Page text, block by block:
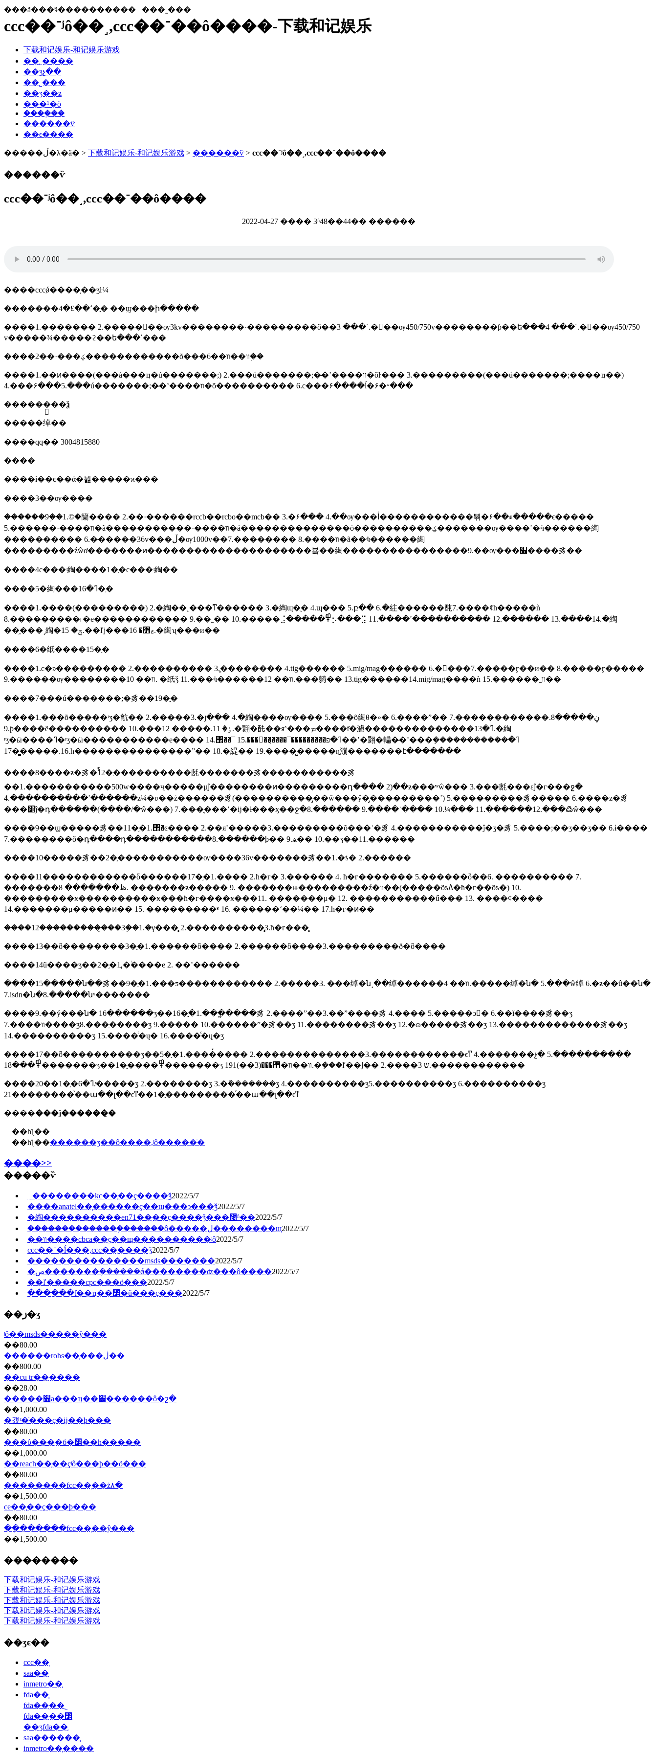
���ã���ӭ���������� ���˷���
ccc��־ʲô��˼,ccc��־��ô����-下载和记娱乐
下载和记娱乐-和记娱乐游戏
��˾����
��ʒչ��
��˾���
��ʒ��ƶ
���¹�ӧ
����֤��
������ѷ
��ϵ����
�����ڵ�λ�ã� > 下载和记娱乐-和记娱乐游戏 > ������ѷ> ccc��־ʲô��˼,ccc��־��ô����
������ѷ
ccc��־ʲô��˼,ccc��־��ô����
2022-04-27 ���� 3ʱ48��44�� ������
����cccǿ����֤��ʒŀ¼
�������ߵ��£�4�֣� ��ϣ���ի�����
����1.������� 2.�������ѹ3kv��������·���������õ��ߵ��� 3.���ѹ450/750v��������ƥ��ե���ߵ��� 4.���ѹ450/750
v�����¾�����ϩ��ե���ߵ���
����2��·���ؼ������������õ���װ��װ��6�֣�
����1.��ͷ����(���á���ҵ�ú�������;) 2.���ú�������;�̶�ʽ����װ�õŀ��� 3.���������(���ú�������;����ҵ��)
4.���۶���5.���ú�������;�̶�ʽ����װ�õ���������� 6.с���۶����ĺ�״�۶���
������֤��ѯ
�����绰��
����qq�� 3004815880
����
����ɨ��ͼ��ά�뷢�����ϰ���
����3��ѹ����
������9�֣�1.©�籣���� 2.��·������rccb��rcbo��mcb�� 3.�۶��� 4.��ѹ���أ������������뿪�ء��۶�����ϵ�����
5.������·����װ�ã�����������·����װ�á��������������ȱ����������ؼ̵�������ѹ����ʽ�ӵ������綯
���������� 6.�̵�����36v���ڵ�ѹ1000v��7.�������� 8.����װ�ã��ӵ������綯
���������źŵơ�������ͷ���������������������뵼��綯����������������9.��ѹ���׿����豸��
����4с���ʵ綯����1�֣�с���ʵ綯��
����5�綯���ߣ�16�֣�
����1.����(���������) 2.�綯��˿���ͳ������ 3.�綯ɰ�ֻ� 4.ɰ��� 5.բ�� 6.�紸������䣩7.����ȼһ�����ǹ
8.���������˫�е������������ 9.��˿�� 10.�����⣨�����߾⡢���⣩ 11.����ʽ���������� 12.������ 13.����14.�綯
��֦���͵綯�ݼ� 15.��ľϳ���ޱ߻� 16.�綯ʯ���и��
����6�纸����15�֣�
����1.с�ͽ��������� 2.���������� 3.ֱ�������� 4.tig������ 5.mig/mag������ 6.�񻡺���7.�����ӻ��и�� 8.�����ӻ�����
9.������ѹ��������װ�� 10. �纸ǯ 11.���ӵ������װ�� 12.���躸�� 13.tig������14.mig/mag����ǹ 15.������˿װ��
����7���ú�������;�豸��19�֣�
����1.���õ�����ʳʒ�䶳�� 2.�����3.�յ��� 4.�綯����ѹ���� 5.���õ綯θ�»� 6.����ˮ�� 7.���ڼ�����8.���������
9.ƥ����ë���������� 10.���ٶ� 11.����� 12.�翾�䣨��яʽ���ܡ����ƭ�濾��������������ߣ�13.�綯
ʳʒ�ӹ����ߣ�ʳʒ�ӹ�����������е���� 14.΢��¯ 15.�����̨����¯���������ߣ�פ��ʽ�翾�䡢�̶�ʽ���ܼ�����������ߣ�
16.�����̻�17.һ���������������ˮ�� 18.�緹�� 19.����̺�����ȵ漰�������է�������
����8����ƶ�豸�ࣨ12�֣����������㲥�������豸�����������豸
��1.�����������500w����чֵ�����µĵ��������ͷ���������դ���� 2)��ƶ���ʷŵ��� 3.���ֹ㲥���εĵ�г���ջ�
4.����������ʽ������ƶ¼�ʋ��ż������豸(����������̡��ŵ���ӳ�̡���������ʽ) 5.���������豸����� 6.����ƶ�豸
���׵ĵ�դ������(����/�ŵ���) 7.���ֳ���ʽ�ĳ�ɫ���ӽ��ջ�8.������ 9.����ʾ���� 10.¼��� 11.������12.���߷ŵ���
����9��ϣ�����豸��11�֣�1.΢�ͼ���� 2.��яʽ�����3.���������õ���ʾ�豸 4.�����������ĵ�ӡ�豸 5.����;��ӡ��ӡ�� 6.ɨ����
7.��������õ�դ����դ�����������8.������ϸ�� 9.ѧ�� 10.��ӡ��11.������
����10�����豸��2�֣�����������ѹ����36v�������豸��1.�ƾ� 2.������
����11������������ȫ������17�֣�1.���� 2.ħ�г� 3.������ 4. ħ�г������� 5.������ȫ��6. ���������� 7.
�������ظ������� 8. �������ƶ����� 9. �������ⲿ���������ź�װ��(�����õƾߡ�ħ�г��õƾ�) 10.
���������ӿ����������ӿ���ħ�г����ӿ���11. �������μ� 12. �����������ű��ּ� 13. ����ȼ����
14.�������μ�����ͷ�� 15. ���������ʶ 16. ������ʻ��¼�� 17.ħ�г�ͷ��
����12����������̥��3�֣�1.�γ���̥ 2.����������̥3.ħ�г���̥
����13��ȫ��������3�֣�1.������ȫ���� 2.������ȫ����3.���������ð�ȫ����
����14ũ����ʒ��2�֣�1.ֲ�ﱣ����е 2. ��ʽ������
����15�����ն��豸��9�֣�1.���ƽ������������ 2.�����3. �̶��绰�ն˼��绰������װ�� 4.�����绰�ն� 5.���ŵ绰 6.�ƶ��û��ն�
7.isdn�ն�8.�����նˣ�������
����9.��ý���ն� 16������ʒ��16�֣�1.���ֱ����豸 2.����ˮ��3.��ˮ����豸 4.���� 5.�����ͻ𹹼� 6.��ĭ����豸��ʒ
7.����װ����ʒ8.���ַ�����ʒ 9.����� 10.������ˮ�豸��ʒ 11.��������豸��ʒ 12.�ɷ�����豸��ʒ 13.�������������豸��ʒ
14.����������ʒ 15.����ͨ�ų� 16.����ͨ�ų�ʒ
����17��ȫ����������ʒ��5�֣�1.����̽���� 2.��������������3.������������ϵͳ 4.�������չ� 5.����������
18���߾�������ʒ��1�֣����߾�������ʒ 19װ��װ�޲���(3��)1.�ܼ���ľ��Ϳ�� 2.����ש 3.������������
����20��ߣ�6�֣�1.ͯ�����ʒ 2.��������ʒ 3.�ܽ�������ʒ 4.����������ʒ5.����������ʒ 6.����������ʒ
21��������ͯ��ա��լ��ϵͳ��1�֣���������ͯ��ա��լ��ϵͳ
�������ǰ������̣�
��һƪ��
��һƪ��������ʒ��ô����,ʲô�����ֺ�
����>>
�����ѷ
﮵��������kc��֤��ҫ����ǯ2022/5/7
����anatel��֤������ҫ��щ���϶���ǯ2022/5/7
�綯����������en71��֤��ҫ����ǯ���೤ʱ��2022/5/7
��������������֤������ô�����ڶ��������щ2022/5/7
��װ����cbca��֤ҫ��щ����������ʲô2022/5/7
ccc��־�ĺ���,ccc��֤����ǯ2022/5/7
���������������msds�������2022/5/7
�ص�������ܲ������ǿ��������ʣ���ô����2022/5/7
��ľ�����cpc���ö���2022/5/7
����ָ��ƭ��ҵ��׼�ű���ҫ���2022/5/7
��ز�ʒ
ʲô��msds�����ŷ���
��80.00
������rohs��֤���ڶ��
��800.00
��cu tr��֤����
��28.00
�����׺а���ҵ��׼������ô�շ�
��1,000.00
�걨ʳ�ֺ���ҫ�ĳ��ϸ���
��80.00
���ΰ���ִ�б�׼��һ�����
��1,000.00
��reach��֤��ҫʲô���ϸ��ö���
��80.00
��������fcc��֤��ż۸�
��1,500.00
ce��֤��ҫ���ϸ���
��80.00
��ָ������fcc��֤��ŷ���
��1,500.00
��������
下载和记娱乐-和记娱乐游戏
下载和记娱乐-和记娱乐游戏
下载和记娱乐-和记娱乐游戏
下载和记娱乐-和记娱乐游戏
下载和记娱乐-和记娱乐游戏
��ʒϵ��
ccc��֤
saa��֤
inmetro��֤
fda��֤
fda��֤��˾
fda��֤��׼
��ʒfda��֤
saa������֤
inmetro��֤����